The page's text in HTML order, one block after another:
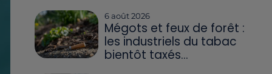
6 août 2026
Mégots et feux de forêt :
les industriels du tabac
bientôt taxés...